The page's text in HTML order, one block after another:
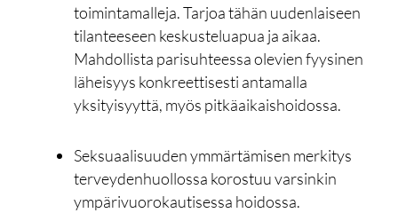
toimintamalleja. Tarjoa tähän uudenlaiseen
tilanteeseen keskusteluapua ja aikaa.
Mahdollista parisuhteessa olevien fyysinen
läheisyys konkreettisesti antamalla
yksityisyyttä, myös pitkäaikaishoidossa.
Seksuaalisuuden ymmärtämisen merkitys
terveydenhuollossa korostuu varsinkin
ympärivuorokautisessa hoidossa.